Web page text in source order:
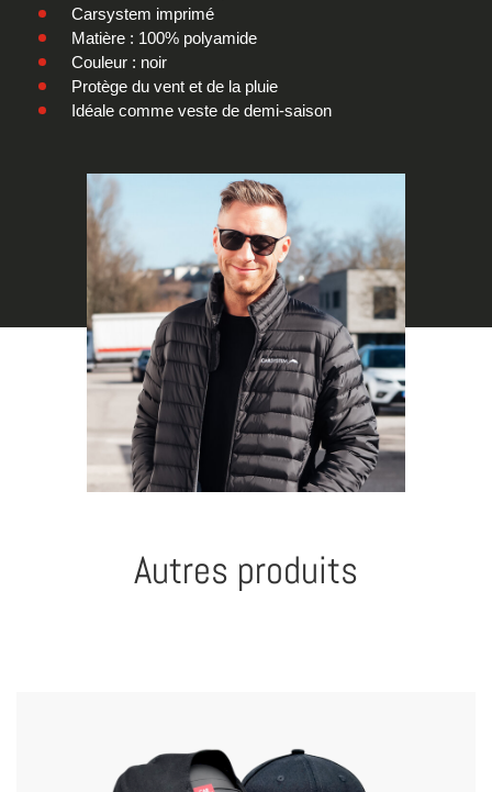
Carsystem imprimé
Matière : 100% polyamide
Couleur : noir
Protège du vent et de la pluie
Idéale comme veste de demi-saison
Autres produits